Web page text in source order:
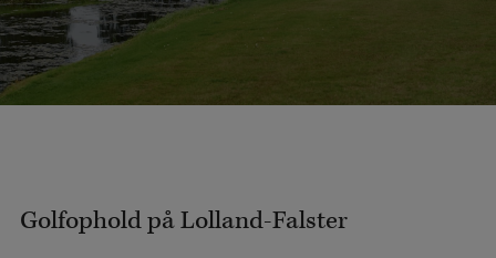
Golfophold på Lolland-Falster